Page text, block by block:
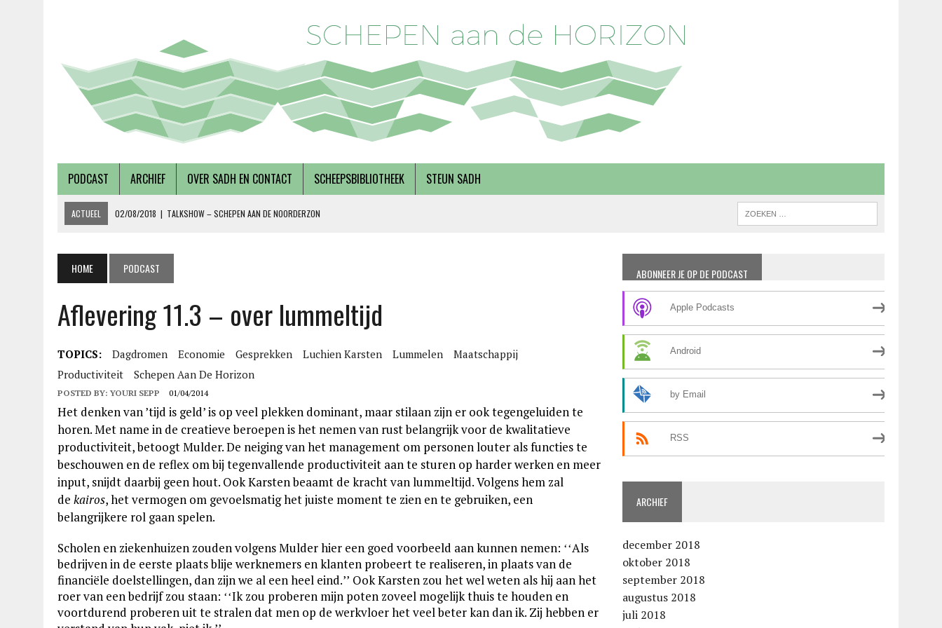
PODCAST ARCHIEF OVER SADH EN CONTACT SCHEEPSBIBLIOTHEEK STEUN SADH
ACTUEEL 02/08/2018 | TALKSHOW – SCHEPEN AAN DE NOORDERZON
15/10/2018 | ALEVERING 58 – OVER DUURZAAMHEID EN SOCIAAL ONDERNEMERSCHAP, MET INEKE VAN ZANTEN EN RINSKE VAN NOORTWIJK
19/09/2018
AFLEVERING 57 – LUSTRUMEDITIE – OVER AUTONOMIE EN SOLIDARITEIT
HOME PODCAST
Aflevering 11.3 – over lummeltijd
TOPICS: Dagdromen Economie Gesprekken Luchien Karsten Lummelen
Maatschappij
Productiviteit
Schepen Aan De Horizon
POSTED BY:YOURI SEPP 01/04/2014
Het denken van ’tijd is geld’ is op veel plekken dominant, maar stilaan zijn er ook tegengeluiden te
horen. Met name in de creatieve beroepen is het nemen van rust belangrijk voor de kwalitatieve
productiviteit, betoogt Mulder.De neiging van het management om personen louter als functies te
beschouwen en de reflex om bij tegenvallende productiviteit aan te sturen op harder werken en meer
input, snijdt daarbij geen hout. Ook Karsten beaamt de kracht van lummeltijd. Volgens hem zal
de kairos, het vermogen om gevoelsmatig het juiste moment te zien en te gebruiken, een
belangrijkere rol gaan spelen.
Scholen en ziekenhuizen zouden volgens Mulder hier een goed voorbeeld aan kunnen nemen: ʻʻAls
bedrijven in de eerste plaats blije werknemers en klanten probeert te realiseren, in plaats van de
financiële doelstellingen, dan zijn we al een heel eind.ʼʼ Ook Karsten zou het wel weten als hij aan het
roer van een bedrijf zou staan: ʻʻIk zou proberen mijn poten zoveel mogelijk thuis te houden en
voortdurend proberen uit te stralen dat men op de werkvloer het veel beter kan dan ik. Zij hebben er
ABONNEER JE OP DE PODCAST
Apple Podcasts
Android
by Email
RSS
ARCHIEF
december 2018
oktober 2018
september 2018
augustus 2018
juli 2018